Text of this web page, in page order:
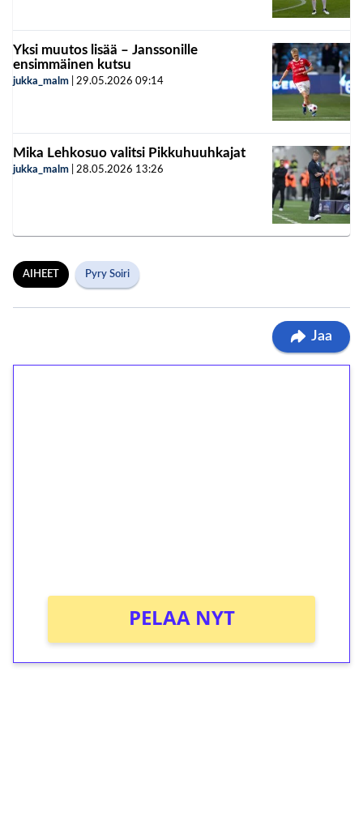
Yksi muutos lisää – Janssonille
ensimmäinen kutsu
jukka_malm 29.05.2026 09:14
Mika Lehkosuo valitsi Pikkuhuuhkajat
jukka_malm 28.05.2026 13:26
AIHEET Pyry Soiri
Jaa
PELAA NYT